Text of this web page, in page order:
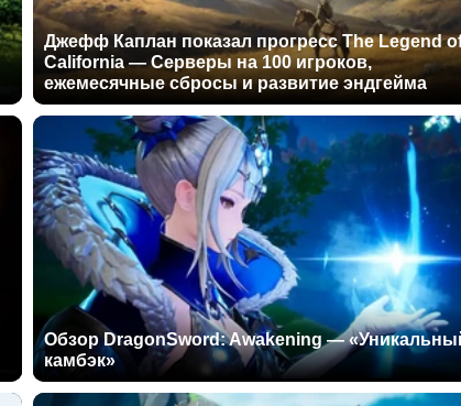
Джефф Каплан показал прогресс The Legend
California — Серверы на 100 игроков,
ежемесячные сбросы и развитие эндгейма
Обзор DragonSword: Awakening —
камбэк»